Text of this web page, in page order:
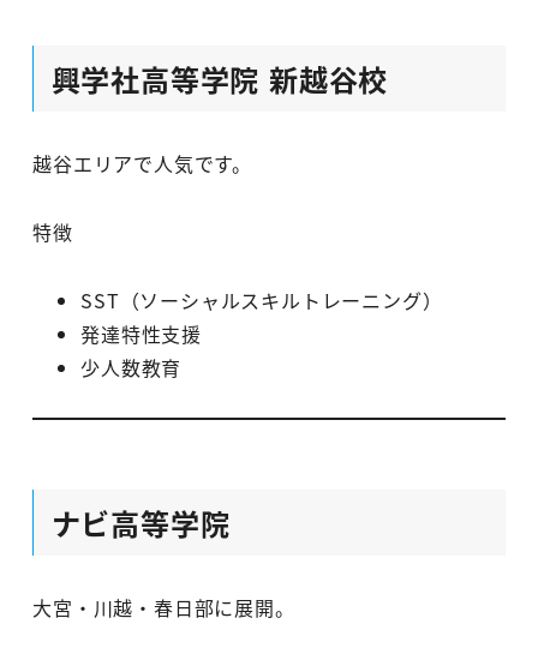
興学社高等学院 新越谷校
越谷エリアで人気です。
特徴
SST（ソーシャルスキルトレーニング）
発達特性支援
少人数教育
ナビ高等学院
大宮・川越・春日部に展開。